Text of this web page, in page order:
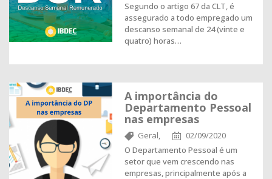
Segundo o artigo 67 da CLT, é
assegurado a todo empregado um
descanso semanal de 24 (vinte e
quatro) horas…
A importância do
Departamento Pessoal
nas empresas
Geral,
02/09/2020
O Departamento Pessoal é um
setor que vem crescendo nas
empresas, principalmente após a